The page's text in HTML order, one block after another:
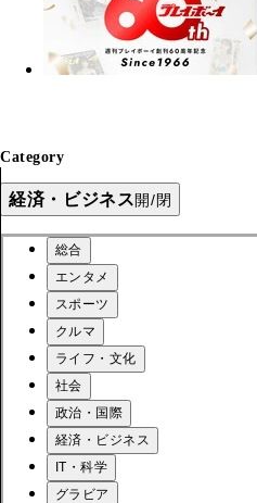
Category
経済・ビジネス開/閉
総合
エンタメ
スポーツ
クルマ
ライフ・文化
社会
政治・国際
経済・ビジネス
IT・科学
グラビア